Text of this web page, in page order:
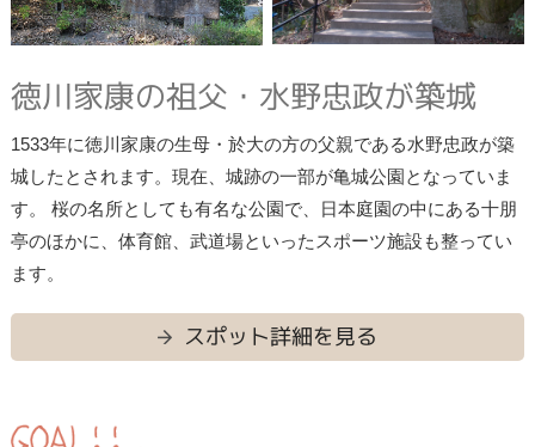
徳川家康の祖父・水野忠政が築城
1533年に徳川家康の生母・於大の方の父親である水野忠政が築
城したとされます。現在、城跡の一部が亀城公園となっていま
す。 桜の名所としても有名な公園で、日本庭園の中にある十朋
亭のほかに、体育館、武道場といったスポーツ施設も整ってい
ます。
スポット詳細を見る